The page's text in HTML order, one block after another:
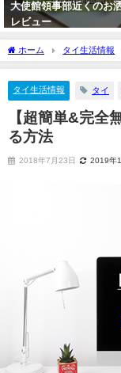
強のホテル「グラン
ド 」をおすすめでき
ホーム タイ生活情報
法
タイ生活情報 タイ
【超簡単&完全
る方法
2018年7月23日 2019年